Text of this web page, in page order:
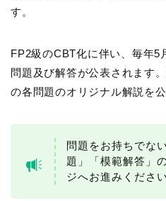
す。
FP2級のCBT化に伴い、毎年5
問題及び解答が公表されます
の各問題のオリジナル解説を
問題をお持ちでな
題」「模範解答」
ジへお進みください